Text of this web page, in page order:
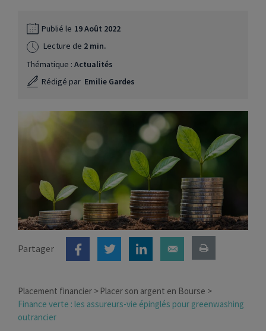
Publié le 19 Août 2022
Lecture de 2 min.
Thématique : Actualités
Rédigé par Emilie Gardes
Partager
Placement financier
Placer son argent en Bourse
Finance verte : les assureurs-vie épinglés pour greenwashing
outrancier